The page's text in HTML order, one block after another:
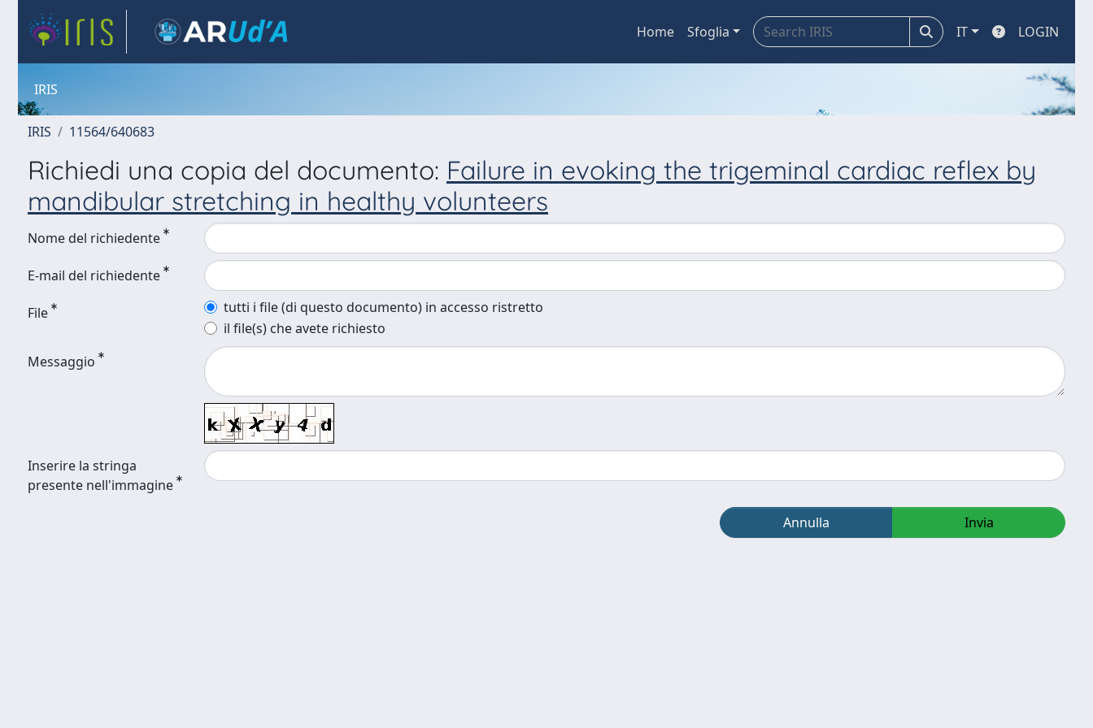
Home Sfoglia IT LOGIN
IRIS
IRIS 11564/640683
Richiedi una copia del documento: Failure in evoking the trigeminal cardiac reflex by
mandibular stretching in healthy volunteers
Nome del richiedente
E-mail del richiedente
File
tutti i file (di questo documento) in accesso ristretto
il file(s) che avete richiesto
Messaggio
Inserire la stringa
presente nell'immagine
Annulla Invia